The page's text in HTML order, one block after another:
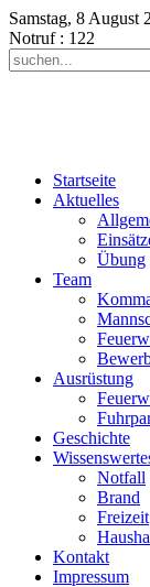
Samstag, 8 August
Notruf: 122
Startseite
Aktuelles
Übung
Team
Ausrüstung
Geschichte
Notfall
Brand
Freizeit
Kontakt
Impressum